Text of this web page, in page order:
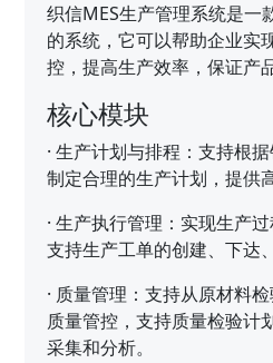
织信MES生产管理系统是一
的系统，它可以帮助企业实
控，提高生产效率，保证产
核心模块
·生产计划与排程：支持根
制定合理的生产计划，提供
·生产执行管理：实现生产
支持生产工单的创建、下达
· 质量管理：支持从原材料
质量管控，支持质量检验计
采集和分析。